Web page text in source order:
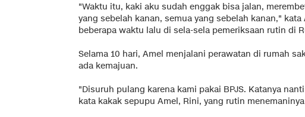
"Waktu itu, kaki aku sudah enggak bisa jalan,
yang sebelah kanan, semua yang sebelah kanan,"
beberapa waktu lalu di sela-sela pemeriksaan rutin di
Selama 10 hari, Amel menjalani perawatan di rumah
ada kemajuan.
"Disuruh pulang karena kami pakai BPJS. Katanya
kata kakak sepupu Amel, Rini, yang rutin